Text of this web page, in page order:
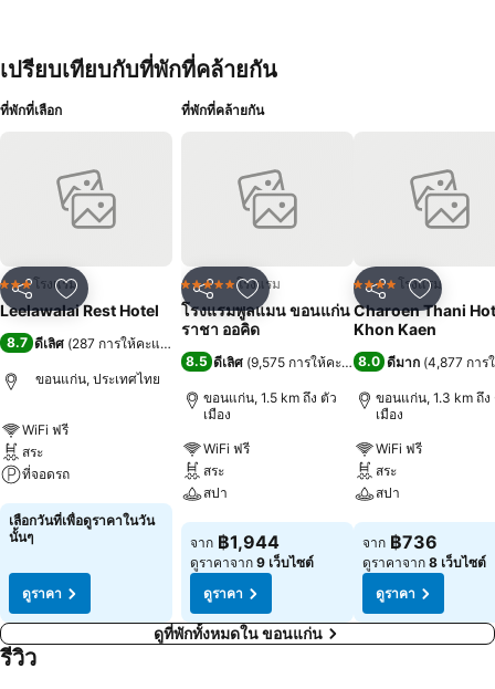
เปรียบเทียบกับที่พักที่คล้ายกัน
ที่พักที่เลือก
แชร์ เพิ่มในรายการโปรด
3 ดาวโรงแรม
Leelawalai Rest Hotel
8.7 ดีเลิศ (287 การให้คะแนน
ขอนแก่น, ประเทศไทย
WiFi ฟรี
สระ
ที่จอดรถ
ดูราคา
เลือกวันที่เพื่อดูราคาในวัน
นั้นๆ
ดูราคา
ที่พักที่คล้ายกัน
แชร์ เพิ่มในรายการโปรด
5 ดาว โรงแรม
โรงแรมพูลแมน ขอนแก่น
ราชา ออคิด
8.5 ดีเลิศ (9,575 การให้คะแนน)
ขอนแก่น, 1.5 km ถึง ตัว
เมือง
WiFi ฟรี
สระ
สปา
ดูราคา
จาก ฿1,944
ดูราคาจาก 9 เว็บไซต์
ดูราคา
แชร์ เพิ่มในรา
4 ดาว โรงแรม
Charoen Thani
Khon Kaen
8.0 ดีมาก (4,877 การ
ขอนแก่น, 1.3 km ถึง
เมือง
WiFi ฟรี
สระ
สปา
ดูราคา
จาก ฿736
ดูราคาจาก 8 เว็บไซต์
ดูราคา
ดูที่พักทั้งหมดใน ขอนแก่น
รีวิว